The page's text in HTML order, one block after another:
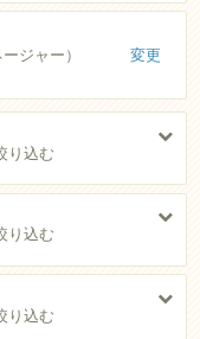
ジャー） 変更
り込む
り込む
り込む